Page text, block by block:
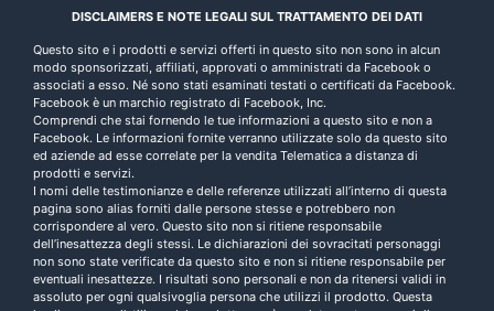
DISCLAIMERS E NOTE LEGALI SUL TRATTAMENTO DEI DATI
Questo sito e i prodotti e servizi offerti in questo sito non sono in alcun
modo sponsorizzati, affiliati, approvati o amministrati da Facebook o
associati a esso. Né sono stati esaminati testati o certificati da Facebook.
Facebook è un marchio registrato di Facebook, Inc.
Comprendi che stai fornendo le tue informazioni a questo sito e non a
Facebook. Le informazioni fornite verranno utilizzate solo da questo sito
ed aziende ad esse correlate per la vendita Telematica a distanza di
prodotti e servizi.
I nomi delle testimonianze e delle referenze utilizzati all’interno di questa
pagina sono alias forniti dalle persone stesse e potrebbero non
corrispondere al vero. Questo sito non si ritiene responsabile
dell’inesattezza degli stessi. Le dichiarazioni dei sovracitati personaggi
non sono state verificate da questo sito e non si ritiene responsabile per
eventuali inesattezze. I risultati sono personali e non da ritenersi validi in
assoluto per ogni qualsivoglia persona che utilizzi il prodotto. Questa